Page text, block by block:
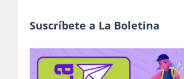
Suscríbete a La Boletina